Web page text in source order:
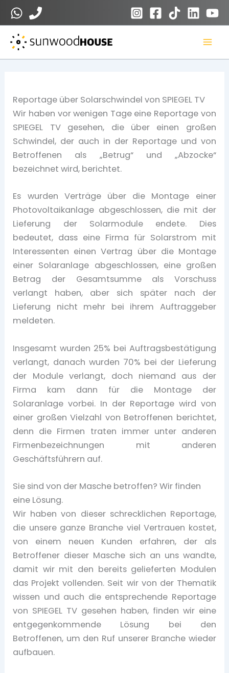
Zum
Inhalt
springen
Reportage über Solarschwindel von SPIEGEL TV
Wir haben vor wenigen Tage eine Reportage von
SPIEGEL TV gesehen, die über einen großen
Schwindel, der auch in der Reportage und von
Betroffenen als „Betrug“ und „Abzocke“
bezeichnet wird, berichtet.
Es wurden Verträge über die Montage einer
Photovoltaikanlage abgeschlossen, die mit der
Lieferung der Solarmodule endete. Dies
bedeutet, dass eine Firma für Solarstrom mit
Interessenten einen Vertrag über die Montage
einer Solaranlage abgeschlossen, eine großen
Betrag der Gesamtsumme als Vorschuss
verlangt haben, aber sich später nach der
Lieferung nicht mehr bei ihrem Auftraggeber
meldeten.
Insgesamt wurden 25% bei Auftragsbestätigung
verlangt, danach wurden 70% bei der Lieferung
der Module verlangt, doch niemand aus der
Firma kam dann für die Montage der
Solaranlage vorbei. In der Reportage wird von
einer großen Vielzahl von Betroffenen berichtet,
denn die Firmen traten immer unter anderen
Firmenbezeichnungen mit anderen
Geschäftsführern auf.
Sie sind von der Masche betroffen? Wir finden
eine Lösung.
Wir haben von dieser schrecklichen Reportage,
die unsere ganze Branche viel Vertrauen kostet,
von einem neuen Kunden erfahren, der als
Betroffener dieser Masche sich an uns wandte,
damit wir mit den bereits gelieferten Modulen
das Projekt vollenden. Seit wir von der Thematik
wissen und auch die entsprechende Reportage
von SPIEGEL TV gesehen haben, finden wir eine
entgegenkommende Lösung bei den
Betroffenen, um den Ruf unserer Branche wieder
aufbauen.